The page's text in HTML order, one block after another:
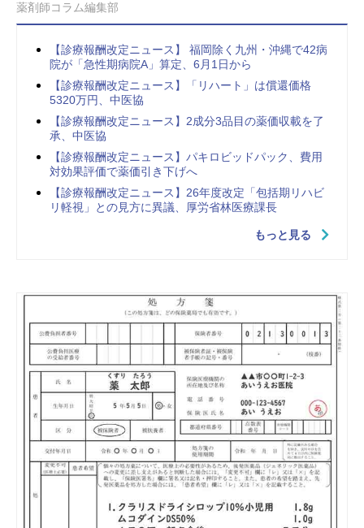
薬剤師コラム編集部
【診療報酬改定ニュース】 福岡除く九州・沖縄で42病
院が「急性期病院A」算定、6月1日から
【診療報酬改定ニュース】「リハート」は償還価格
5320万円、中医協
【診療報酬改定ニュース】2成分3品目の薬価収載を了
承、中医協
【診療報酬改定ニュース】パキロビッドパック、費用
対効果評価で薬価引き下げへ
【診療報酬改定ニュース】26年度改定「包括期リハビ
リ軽視」との見方に異議、厚労省林医療課長
もっと見る